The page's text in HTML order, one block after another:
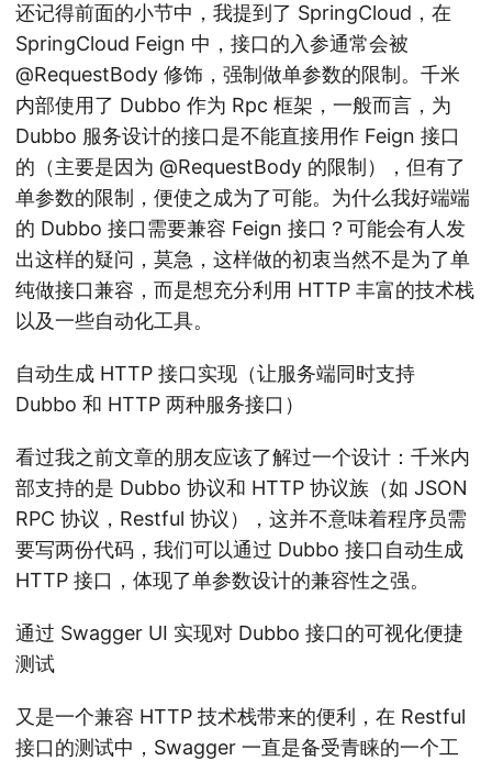
还记得前面的小节中，我提到了 SpringCloud，在
SpringCloud Feign 中，接口的入参通常会被
@RequestBody 修饰，强制做单参数的限制。千米
内部使用了 Dubbo 作为 Rpc 框架，一般而言，为
Dubbo 服务设计的接口是不能直接用作 Feign 接口
的（主要是因为 @RequestBody 的限制），但有了
单参数的限制，便使之成为了可能。为什么我好端端
的 Dubbo 接口需要兼容 Feign 接口？可能会有人发
出这样的疑问，莫急，这样做的初衷当然不是为了单
纯做接口兼容，而是想充分利用 HTTP 丰富的技术栈
以及一些自动化工具。
自动生成 HTTP 接口实现（让服务端同时支持
Dubbo 和 HTTP 两种服务接口）
看过我之前文章的朋友应该了解过一个设计：千米内
部支持的是 Dubbo 协议和 HTTP 协议族（如 JSON
RPC 协议，Restful 协议），这并不意味着程序员需
要写两份代码，我们可以通过 Dubbo 接口自动生成
HTTP 接口，体现了单参数设计的兼容性之强。
通过 Swagger UI 实现对 Dubbo 接口的可视化便捷
测试
又是一个兼容 HTTP 技术栈带来的便利，在 Restful
接口的测试中，Swagger 一直是备受青睐的一个工